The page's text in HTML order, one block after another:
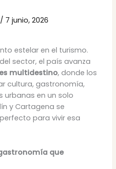
/ 7 junio, 2026
estelar en el turismo.
sector, el país avanza
multidestino, donde los
cultura, gastronomía,
urbanas en un solo
y Cartagena se
para vivir esa
que